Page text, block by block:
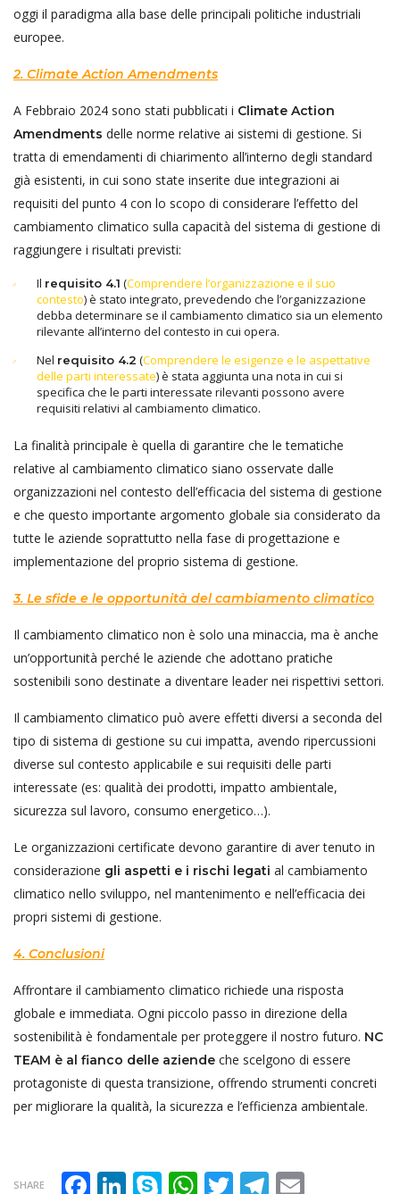
oggi il paradigma alla base delle principali politiche industriali
europee.
2. Climate Action Amendments
A Febbraio 2024 sono stati pubblicati i Climate Action
Amendments delle norme relative ai sistemi di gestione. Si
tratta di emendamenti di chiarimento all’interno degli standard
già esistenti, in cui sono state inserite due integrazioni ai
requisiti del punto 4 con lo scopo di considerare l’effetto del
cambiamento climatico sulla capacità del sistema di gestione di
raggiungere i risultati previsti:
Il requisito 4.1 (Comprendere l’organizzazione e il suo
contesto) è stato integrato, prevedendo che l’organizzazione
debba determinare se il cambiamento climatico sia un elemento
rilevante all’interno del contesto in cui opera.
Nel requisito 4.2 (Comprendere le esigenze e le aspettative
delle parti interessate) è stata aggiunta una nota in cui si
specifica che le parti interessate rilevanti possono avere
requisiti relativi al cambiamento climatico.
La finalità principale è quella di garantire che le tematiche
relative al cambiamento climatico siano osservate dalle
organizzazioni nel contesto dell’efficacia del sistema di gestione
e che questo importante argomento globale sia considerato da
tutte le aziende soprattutto nella fase di progettazione e
implementazione del proprio sistema di gestione.
3. Le sfide e le opportunità del cambiamento climatico
Il cambiamento climatico non è solo una minaccia, ma è anche
un’opportunità perché le aziende che adottano pratiche
sostenibili sono destinate a diventare leader nei rispettivi settori.
Il cambiamento climatico può avere effetti diversi a seconda del
tipo di sistema di gestione su cui impatta, avendo ripercussioni
diverse sul contesto applicabile e sui requisiti delle parti
interessate (es: qualità dei prodotti, impatto ambientale,
sicurezza sul lavoro, consumo energetico…).
Le organizzazioni certificate devono garantire di aver tenuto in
considerazione gli aspetti e i rischi legati al cambiamento
climatico nello sviluppo, nel mantenimento e nell’efficacia dei
propri sistemi di gestione.
4. Conclusioni
Affrontare il cambiamento climatico richiede una risposta
globale e immediata. Ogni piccolo passo in direzione della
sostenibilità è fondamentale per proteggere il nostro futuro. NC
TEAM è al fianco delle aziende che scelgono di essere
protagoniste di questa transizione, offrendo strumenti concreti
per migliorare la qualità, la sicurezza e l’efficienza ambientale.
SHARE Facebook
LinkedIn
SkypeWhatsApp
TwitterTelegram